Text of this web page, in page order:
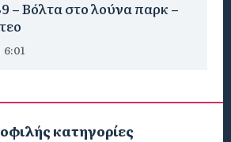
– Βόλτα στο λούνα παρκ –
6:01
κατηγορίες